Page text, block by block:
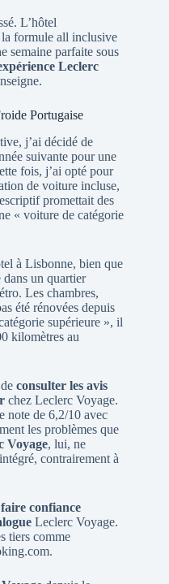
L’hôtel
la formule all inclusive
semaine parfaite sous
Leclerc
Portugaise
j’ai décidé de
suivante pour une
fois, j’ai opté pour
de voiture incluse,
promettait des
« voiture de catégorie
à Lisbonne, bien que
dans un quartier
Les chambres,
été rénovées depuis
supérieure », il
kilomètres au
consulter les avis
chez Leclerc Voyage.
note de 6,2/10 avec
les problèmes que
Voyage, lui, ne
contrairement à
confiance
Leclerc Voyage.
tiers comme